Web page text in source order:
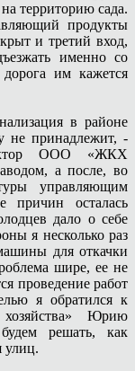
территорию сада.
продукты
и третий вход,
именно со
им кажется
в районе
не принадлежит, -
ООО «ЖКХ
а после, во
управляющим
причин осталась
дало о себе
я несколько раз
для откачки
шире, ее не
проведение работ
я обратился к
хозяйства» Юрию
решать, как
улиц.